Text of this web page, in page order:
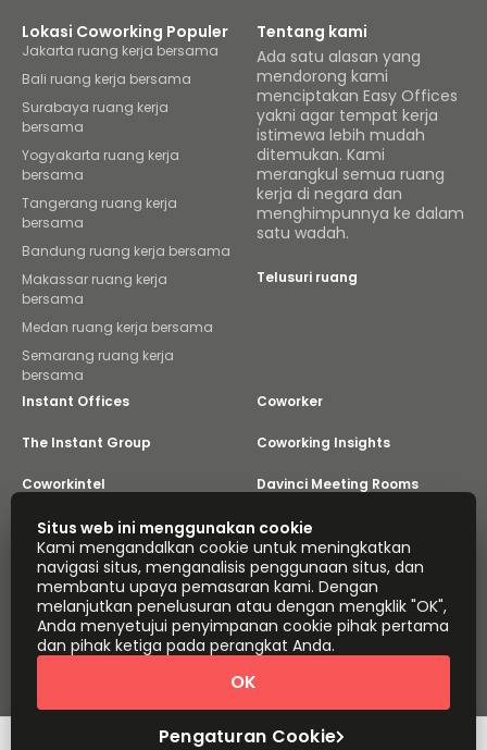
Lokasi Coworking Populer
Jakarta ruang kerja bersama
Bali ruang kerja bersama
Surabaya ruang kerja
bersama
Yogyakarta ruang kerja
bersama
Tangerang ruang kerja
bersama
Bandung ruang kerja bersama
Makassar ruang kerja
bersama
Medan ruang kerja bersama
Semarang ruang kerja
bersama
Tentang kami
Ada satu alasan yang
mendorong kami
menciptakan Easy Offices
yakni agar tempat kerja
istimewa lebih mudah
ditemukan. Kami
merangkul semua ruang
kerja di negara dan
menghimpunnya ke dalam
satu wadah.
Telusuri ruang
Instant Offices Coworker
The Instant Group Coworking Insights
Coworkintel Davinci Meeting Rooms
Davinci Virtual Incendium
Yta
Bagian dari
Instant Group
Peta situs Ketentuan
Privasi
Pernyataan Mengenai Perbudakan Modern
Tentang
Hak Cipta © 2026 Easy Offices. Hak cipta dilindungi
Undang-Undang.
Situs web ini menggunakan cookie
Kami mengandalkan cookie untuk meningkatkan
navigasi situs, menganalisis penggunaan situs, dan
membantu upaya pemasaran kami. Dengan
melanjutkan penelusuran atau dengan mengklik "OK",
Anda menyetujui penyimpanan cookie pihak pertama
dan pihak ketiga pada perangkat Anda.
Pengaturan Cookie
OK